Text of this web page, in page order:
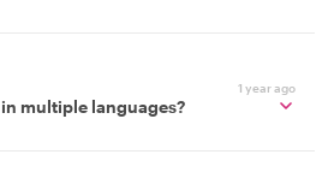
1 year ago
multiple languages?